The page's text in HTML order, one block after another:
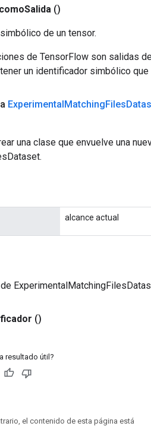
comoSalida ()
de un tensor.
de TensorFlow son salidas
un identificador simbólico
ExperimentalMatchingFiles
una clase que envuelve una
alcance actual
()
resultado útil?
el contenido de esta página está